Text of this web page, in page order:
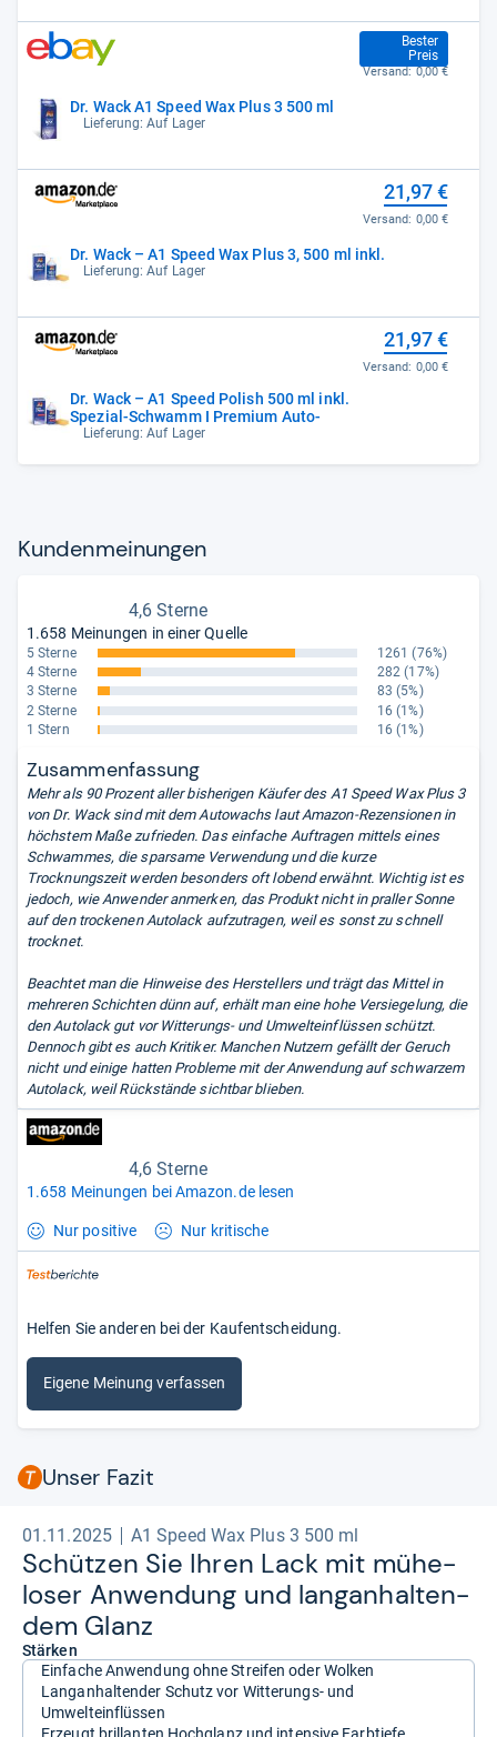
Dr. Wack A1 Speed Wax Plus 3 500 ml
Lieferung: Auf Lager
Bester
Preis
18,99 €
Versand: 0,00 €
Dr. Wack – A1 Speed Wax Plus 3, 500 ml inkl.
Lieferung: Auf Lager
21,97 €
Versand: 0,00 €
Dr. Wack – A1 Speed Polish 500 ml inkl.
Spezial-Schwamm I Premium Auto-
Lieferung: Auf Lager
21,97 €
Versand: 0,00 €
Kun­den­mei­nun­gen
4,6 Sterne
1.658 Meinungen in einer Quelle
5 Sterne 1261 (76%)
4 Sterne
282 (17%)
3 Sterne
83 (5%)
2 Sterne
16 (1%)
1 Stern
16 (1%)
Zusammenfassung
Mehr als 90 Prozent aller bisherigen Käufer des A1 Speed Wax Plus 3
von Dr. Wack sind mit dem Autowachs laut Amazon-Rezensionen in
höchstem Maße zufrieden. Das einfache Auftragen mittels eines
Schwammes, die sparsame Verwendung und die kurze
Trocknungszeit werden besonders oft lobend erwähnt. Wichtig ist es
jedoch, wie Anwender anmerken, das Produkt nicht in praller Sonne
auf den trockenen Autolack aufzutragen, weil es sonst zu schnell
trocknet.
Beachtet man die Hinweise des Herstellers und trägt das Mittel in
mehreren Schichten dünn auf, erhält man eine hohe Versiegelung, die
den Autolack gut vor Witterungs- und Umwelteinflüssen schützt.
Dennoch gibt es auch Kritiker. Manchen Nutzern gefällt der Geruch
nicht und einige hatten Probleme mit der Anwendung auf schwarzem
Autolack, weil Rückstände sichtbar blieben.
4,6 Sterne
1.658 Meinungen bei Amazon.de lesen
Nur positive Nur kritische
Helfen Sie anderen bei der Kaufentscheidung.
Eigene Meinung verfassen
Unser Fazit
01.11.2025 A1 Speed Wax Plus 3 500 ml
Schüt­zen Sie Ihren Lack mit mühe­
lo­ser Anwen­dung und lan­gan­hal­ten­
dem Glanz
Stärken
Einfache Anwendung ohne Streifen oder Wolken
Langanhaltender Schutz vor Witterungs- und
Umwelteinflüssen
Erzeugt brillanten Hochglanz und intensive Farbtiefe